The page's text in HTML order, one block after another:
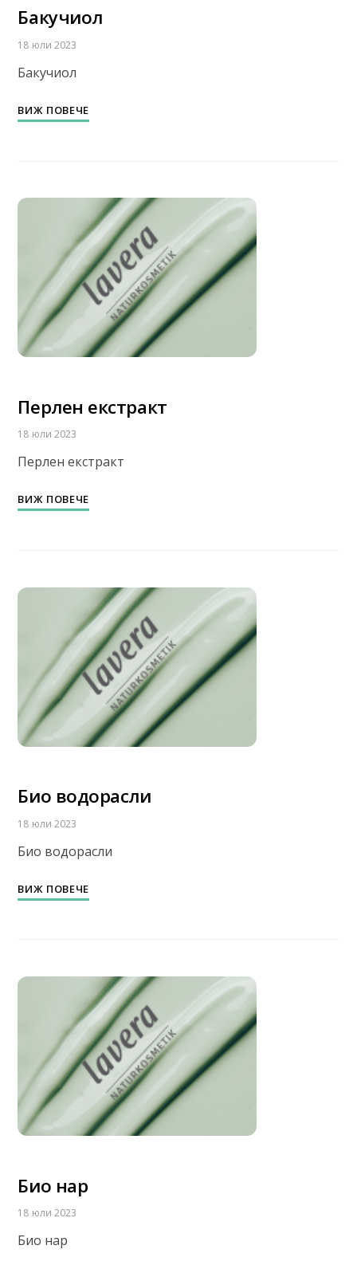
Бакучиол
18 юли 2023
Бакучиол
ВИЖ ПОВЕЧЕ
Перлен екстракт
18 юли 2023
Перлен екстракт
ВИЖ ПОВЕЧЕ
Био водорасли
18 юли 2023
Био водорасли
ВИЖ ПОВЕЧЕ
Био нар
18 юли 2023
Био нар